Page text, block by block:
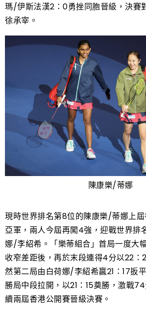
瑪/伊斯法漢2：0勇挫同胞晉級，決賽
徐承宰。
陳康樂/蒂娜
現時世界排名第8位的陳康樂/蒂娜上
亞軍，兩人今屆再闖4強，迎戰世界排
娜/李紹希。「樂蒂組合」首局一度大
收窄差距後，再於末段連得4分以22：
然第二局由白荷娜/李紹希贏21：17扳
勝局中段拉開，以21：15奠勝，激戰
續兩屆香港公開賽晉級決賽。